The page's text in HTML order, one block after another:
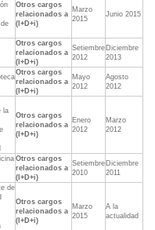
Otros cargos
relacionados a
(I+D+i)
Marzo
2015
Junio 2015
Otros cargos
relacionados a
(I+D+i)
Setiembre
2012
Diciembre
2013
Otros cargos
relacionados a
(I+D+i)
Mayo
2012
Agosto
2012
la
Otros cargos
relacionados a
(I+D+i)
Enero
2012
Marzo
2012
Otros cargos
relacionados a
(I+D+i)
Setiembre
2010
Diciembre
2011
de
Otros cargos
relacionados a
(I+D+i)
Marzo
2015
A la
actualidad